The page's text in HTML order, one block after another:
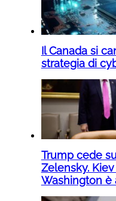
Il Canada si
strategia di
Trump cede
Zelensky.
Washington è